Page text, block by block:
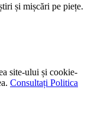
și mișcări pe piețe.
site-ului și cookie-
Consultați Politica